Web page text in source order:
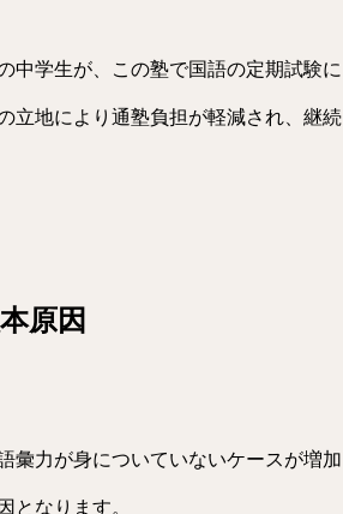
中学生が、この塾で国語の定期試験に
立地により通塾負担が軽減され、継続
原因
彙力が身についていないケースが増加
となります。